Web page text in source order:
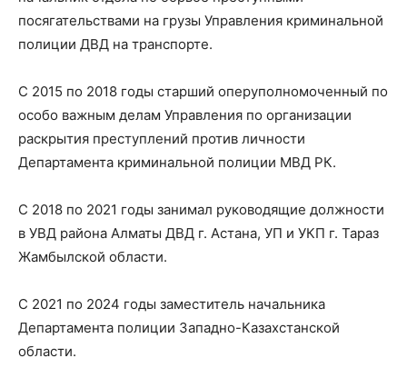
посягательствами на грузы Управления криминальной
полиции ДВД на транспорте.
С 2015 по 2018 годы старший оперуполномоченный по
особо важным делам Управления по организации
раскрытия преступлений против личности
Департамента криминальной полиции МВД РК.
С 2018 по 2021 годы занимал руководящие должности
в УВД района Алматы ДВД г. Астана, УП и УКП г. Тараз
Жамбылской области.
С 2021 по 2024 годы заместитель начальника
Департамента полиции Западно-Казахстанской
области.